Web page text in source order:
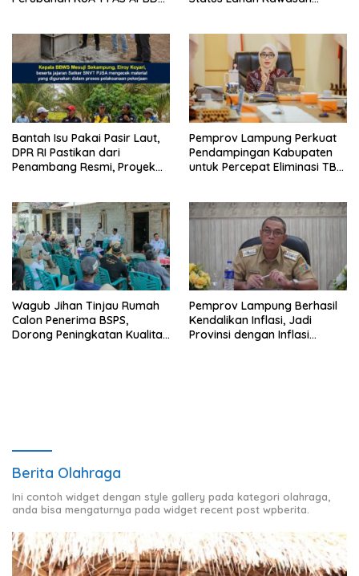
Bantah Isu Pakai Pasir Laut,
DPR RI Pastikan dari
Penambang Resmi, Proyek
Spesifikasi
Pemprov Lampung Perkuat
Pendampingan Kabupaten
untuk Percepat Eliminasi TBC
Wagub Jihan Tinjau Rumah
Calon Penerima BSPS,
Dorong Peningkatan Kualitas
Pemprov Lampung Berhasil
Kendalikan Inflasi, Jadi
Provinsi dengan Inflasi
Berita Olahraga
Ini contoh widget dengan style gallery pada kategori olahraga,
anda bisa mengaturnya pada widget recent post wpberita.